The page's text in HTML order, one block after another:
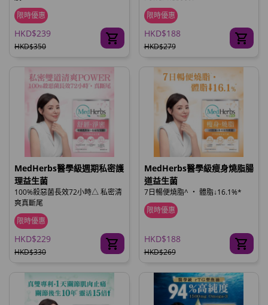
限時優惠
HKD$239
HKD$350
限時優惠
HKD$188
HKD$279
MedHerbs醫學級週期私密護
理益生菌
100%殺惡菌長效72小時△ 私密清
爽真斷尾
限時優惠
HKD$229
HKD$330
MedHerbs醫學級瘦身燒脂腸
道益生菌
7日暢便燒脂^ ‧ 體脂↓16.1%*
限時優惠
HKD$188
HKD$269